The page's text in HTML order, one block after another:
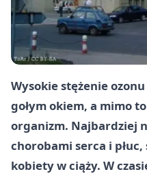
Wysokie stężenie
gołym okiem, a mimo
organizm. Najbardziej
chorobami serca i
kobiety w ciąży. W